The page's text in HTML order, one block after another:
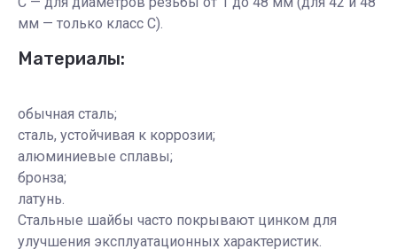
мм — только класс С).
Материалы:
обычная сталь;
сталь, устойчивая к коррозии;
алюминиевые сплавы;
бронза;
латунь.
Стальные шайбы часто покрывают цинком для
улучшения эксплуатационных характеристик.